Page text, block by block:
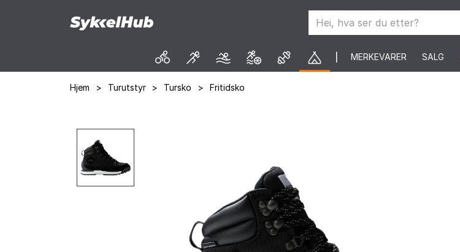
MERKEVARER SALG
Hjem > Turutstyr > Tursko > Fritidsko